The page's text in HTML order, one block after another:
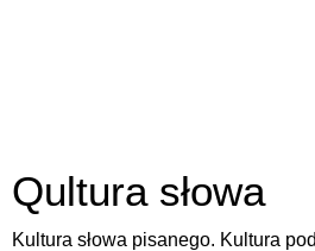
Qultura słowa
Kultura słowa pisanego. Kultura